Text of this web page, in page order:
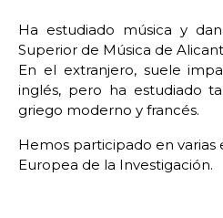
Ha estudiado música y
Superior de Música de
En el extranjero, suele
inglés, pero ha estudiado
griego moderno y francés.
Hemos participado en varias
Europea de la Investigación.